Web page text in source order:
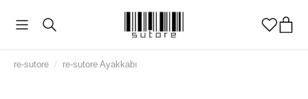
re-sutore / re-sutore Ayakkabı